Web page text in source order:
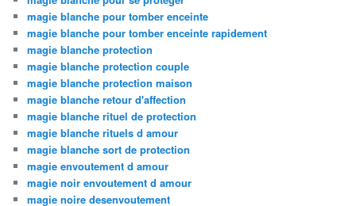
magie blanche pour tomber enceinte
magie blanche pour tomber enceinte rapidement
magie blanche protection
magie blanche protection couple
magie blanche protection maison
magie blanche retour d'affection
magie blanche rituel de protection
magie blanche rituels d amour
magie blanche sort de protection
magie envoutement d amour
magie noir envoutement d amour
magie noire desenvoutement